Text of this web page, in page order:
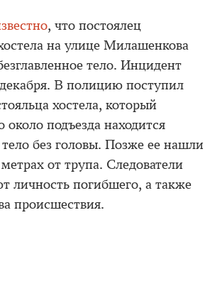
, что постоялец
на улице Милашенкова
тело. Инцидент
В полицию поступил
хостела, который
около подъезда находится
тело без головы. Позже ее нашли
от трупа. Следователи
личность погибшего, а также
происшествия.